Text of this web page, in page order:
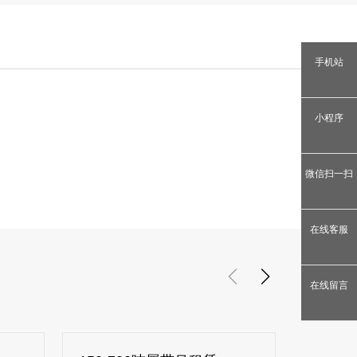
手机站
小程序
微信扫一扫
在线客服
在线留言